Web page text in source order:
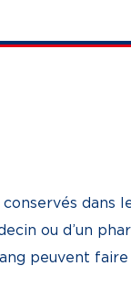
dans
ou d’un
peuvent